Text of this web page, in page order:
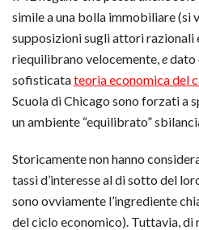
simile a una bolla immobiliare (si
supposizioni sugli attori razionali
riequilibrano velocemente, edato
sofisticatateoria economica del
Scuola di Chicago sono forzati a
un ambiente “equilibrato”
Storicamente non hanno
tassi d’interesse al di sotto del
sono ovviamente l’ingrediente
del ciclo economico). Tuttavia, di